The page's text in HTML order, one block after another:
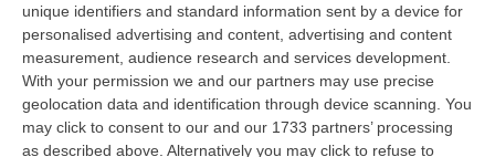
unique identifiers and standard information sent by a device for
personalised advertising and content, advertising and content
measurement, audience research and services development.
With your permission we and our partners may use precise
geolocation data and identification through device scanning. You
may click to consent to our and our 1733 partners’ processing
as described above. Alternatively you may click to refuse to